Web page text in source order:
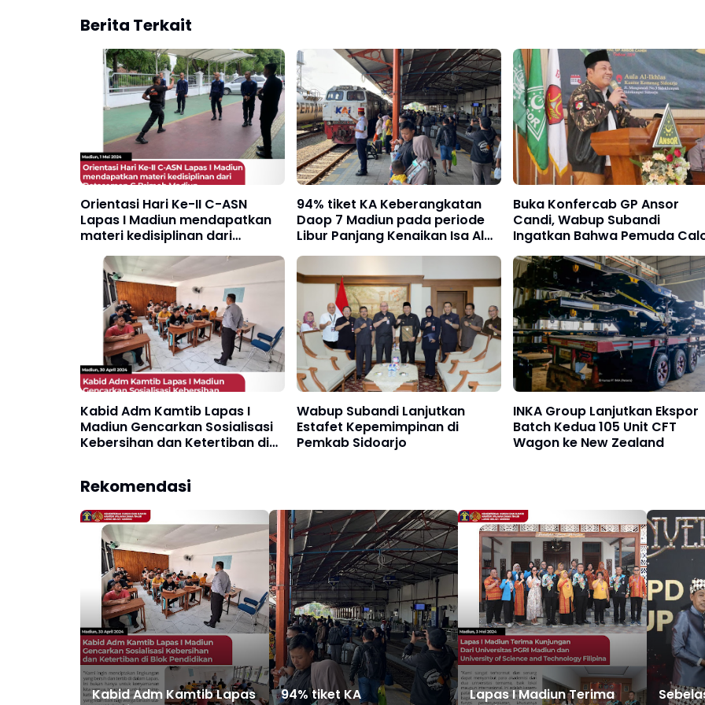
Berita Terkait
Orientasi Hari Ke-II C-ASN
Lapas I Madiun mendapatkan
materi kedisiplinan dari
Detasemen C Brimob Madiun
94% tiket KA Keberangkatan
Daop 7 Madiun pada periode
Libur Panjang Kenaikan Isa Al
Masih telah terjual habis
Buka Konfercab GP Ansor
Candi, Wabup Subandi
Ingatkan Bahwa Pemuda
Pemimpin Bangsa
Kabid Adm Kamtib Lapas I
Madiun Gencarkan Sosialisasi
Kebersihan dan Ketertiban di
Wabup Subandi Lanjutkan
Estafet Kepemimpinan di
Pemkab Sidoarjo
INKA Group Lanjutkan Ekspor
Batch Kedua 105 Unit CFT
Wagon ke New Zealand
Rekomendasi
Kabid Adm Kamtib Lapas
94% tiket KA
Lapas I Madiun Terima